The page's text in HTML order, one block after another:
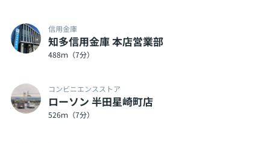
信用金庫
知多信用金庫 本店営業部
488ｍ（7分）
コンビニエンスストア
ローソン 半田星崎町店
526ｍ（7分）